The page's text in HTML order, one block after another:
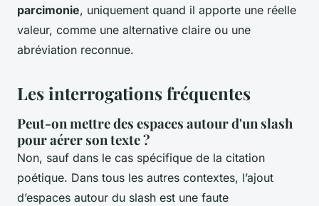
parcimonie, uniquement quand il apporte une réelle
valeur, comme une alternative claire ou une
abréviation reconnue.
Les interrogations fréquentes
Peut-on mettre des espaces autour d'un slash
pour aérer son texte ?
Non, sauf dans le cas spécifique de la citation
poétique. Dans tous les autres contextes, l’ajout
d’espaces autour du slash est une faute